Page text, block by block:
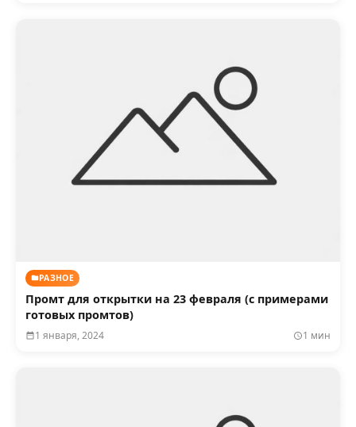
РАЗНОЕ
Промт для открытки на 23 февраля (с примерами
готовых промтов)
1 января, 2024 1 мин